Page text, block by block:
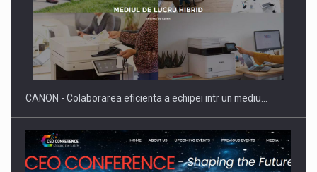
SAPTE PERSONALITATI DIN MEDIUL DE AFACERI, ACADEMIC
SI INSTITUTIONAL…
CANON - Colaborarea eficienta a echipei intr un mediu…